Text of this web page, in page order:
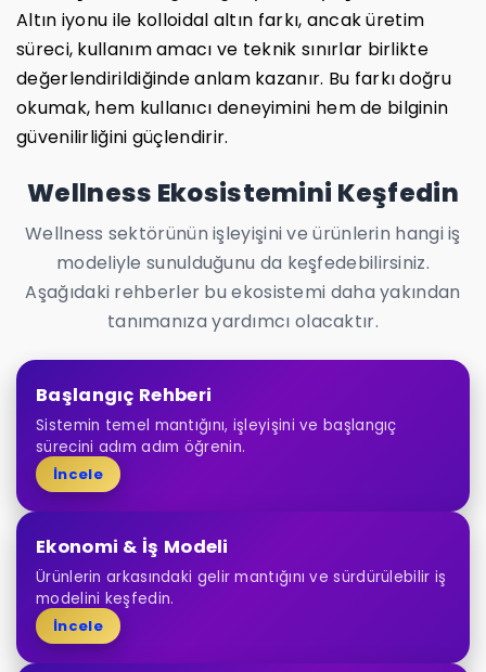
Altın iyonu ile kolloidal altın farkı, ancak üretim
süreci, kullanım amacı ve teknik sınırlar birlikte
değerlendirildiğinde anlam kazanır. Bu farkı doğru
okumak, hem kullanıcı deneyimini hem de bilginin
güvenilirliğini güçlendirir.
Wellness Ekosistemini Keşfedin
Wellness sektörünün işleyişini ve ürünlerin hangi iş
modeliyle sunulduğunu da keşfedebilirsiniz.
Aşağıdaki rehberler bu ekosistemi daha yakından
tanımanıza yardımcı olacaktır.
Başlangıç Rehberi
Sistemin temel mantığını, işleyişini ve başlangıç
sürecini adım adım öğrenin.
İncele
Ekonomi & İş Modeli
Ürünlerin arkasındaki gelir mantığını ve sürdürülebilir iş
modelini keşfedin.
İncele